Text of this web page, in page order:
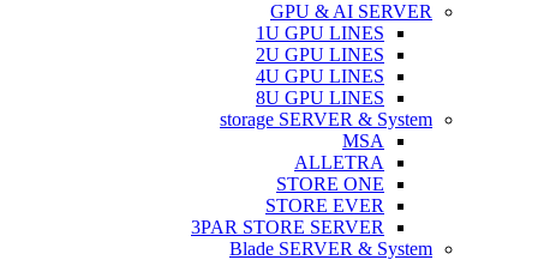
GPU & AI SERVER
1U GPU LINES
2U GPU LINES
4U GPU LINES
8U GPU LINES
storage SERVER & System
MSA
ALLETRA
STORE ONE
STORE EVER
3PAR STORE SERVER
Blade SERVER & System